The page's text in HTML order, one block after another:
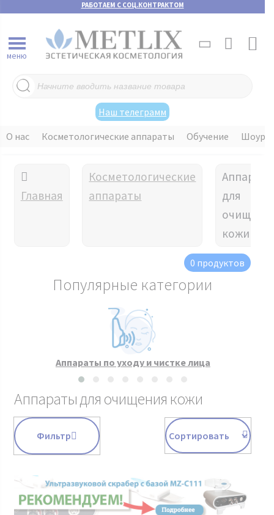
РАБОТАЕМ С СОЦ.КОНТРАКТОМ
Поиск
товаров
Наш телеграмм
меню
О нас Косметологические аппараты Обучение
Главная
Косметологические
аппараты
для
кожи
0 продуктов
Популярные категории
Аппараты по уходу и чистке лица
Аппараты для очищения кожи
Фильтр